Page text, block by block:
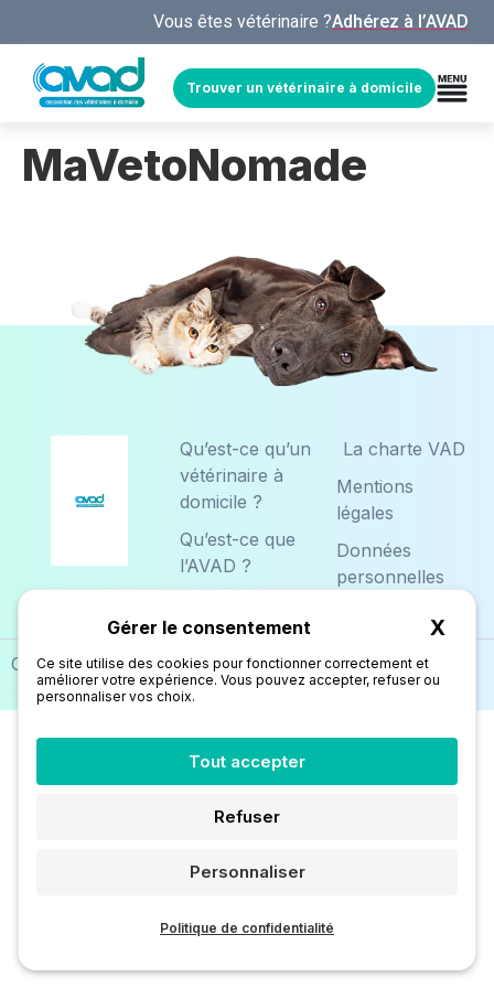
Panneau de gestion des cookies
Ce site utilise des cookies pour fonctionner correctement et
améliorer votre expérience. Vous pouvez accepter, refuser ou
personnaliser vos choix.
Tout accepter
Refuser
Personnaliser
Politique de confidentialité
X
Vous êtes vétérinaire ?Adhérez à l’AVAD
Trouver un vétérinaire à domicile
MaVetoNomade
Qu’est-ce qu’un
vétérinaire à
domicile ?
Qu’est-ce que
l’AVAD ?
La charte VAD
Mentions
légales
Données
personnelles
Copyright © 2026 AVADGestion des Cookies